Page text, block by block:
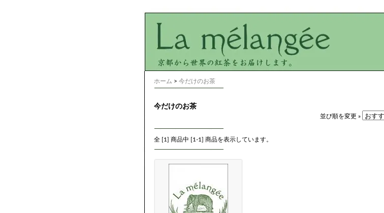
ホーム > 今だけのお茶
今だけのお茶
並び順を変更 »
全 [1] 商品中 [1-1] 商品を表示しています。